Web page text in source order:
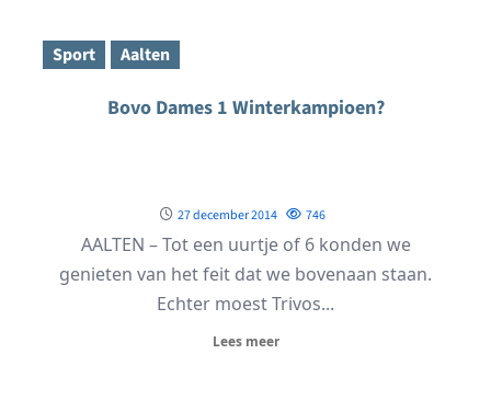
Sport Aalten
Bovo Dames 1 Winterkampioen?
27 december 2014 746
AALTEN – Tot een uurtje of 6 konden we
genieten van het feit dat we bovenaan staan.
Echter moest Trivos...
Lees meer